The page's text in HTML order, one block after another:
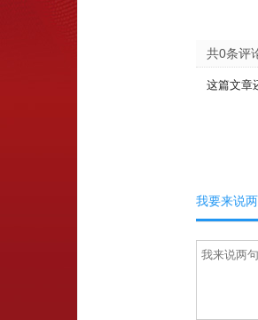
共0条评
这篇文章
我要来说